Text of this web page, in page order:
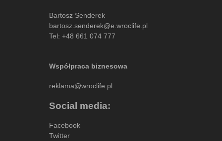
Bartosz Senderek
bartosz.senderek@e.wroclife.pl
Tel: +48 661 074 777
Współpraca biznesowa
reklama@wroclife.pl
Social media:
Facebook
Twitter